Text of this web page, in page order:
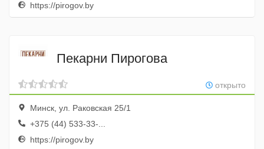
https://pirogov.by
Пекарни Пирогова
открыто
Минск, ул. Раковская 25/1
+375 (44) 533-33-...
https://pirogov.by